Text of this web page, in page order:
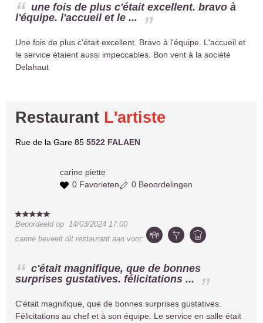
une fois de plus c'était excellent. bravo à
l'équipe. l'accueil et le ...
Une fois de plus c'était excellent. Bravo à l'équipe. L'accueil et
le service étaient aussi impeccables. Bon vent à la société
Delahaut
Restaurant L'artiste
Rue de la Gare 855522 FALAEN
carine piette
0 Favorieten
0 Beoordelingen
Beoordeeld op
14/03/2024 17:00
carine beveelt dit restaurant aan voor:
c'était magnifique, que de bonnes
surprises gustatives. félicitations ...
C'était magnifique, que de bonnes surprises gustatives.
Félicitations au chef et à son équipe. Le service en salle était